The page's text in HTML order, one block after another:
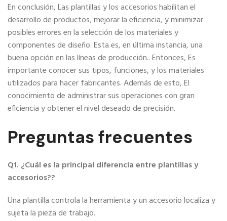
En conclusión, Las plantillas y los accesorios habilitan el
desarrollo de productos, mejorar la eficiencia, y minimizar
posibles errores en la selección de los materiales y
componentes de diseño. Esta es, en última instancia, una
buena opción en las líneas de producción.. Entonces, Es
importante conocer sus tipos, funciones, y los materiales
utilizados para hacer fabricantes. Además de esto, El
conocimiento de administrar sus operaciones con gran
eficiencia y obtener el nivel deseado de precisión.
Preguntas frecuentes
Q1. ¿Cuál es la principal diferencia entre plantillas y
accesorios??
Una plantilla controla la herramienta y un accesorio localiza y
sujeta la pieza de trabajo.